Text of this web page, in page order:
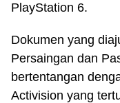
PlayStation 6.
Dokumen yang
Persaingan dan
bertentangan
Activision yang